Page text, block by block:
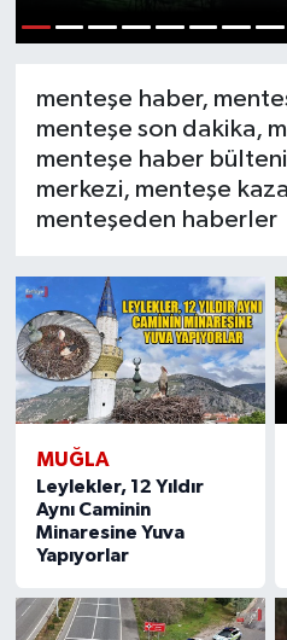
menteşe haber,
menteşe son dakika,
menteşe haber
merkezi, menteşe
menteşeden haberler
MUĞLA
Leylekler, 12 Yıldır
Aynı Caminin
Minaresine Yuva
Yapıyorlar
Turizm